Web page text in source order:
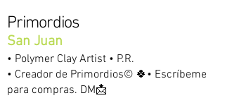
Primordios
San Juan
• Polymer Clay Artist • P.R.
• Creador de Primordios© 🍀• Escríbeme
para compras. DM📩